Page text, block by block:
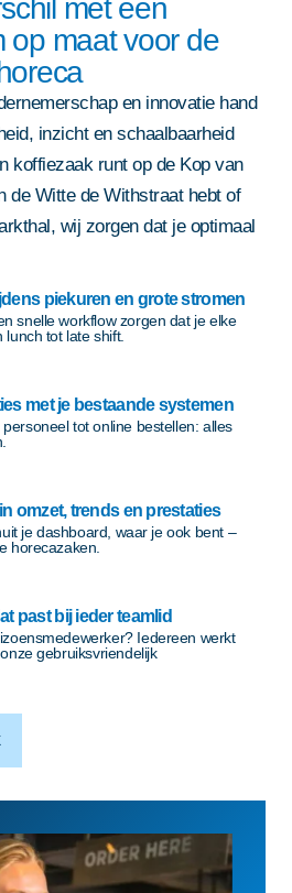
met een
op maat voor de
en innovatie hand
inzicht en schaalbaarheid
koffiezaak runt op de Kop van
de Witte de Withstraat hebt of
wij zorgen dat je optimaal
piekuren en grote stromen
snelle workflow zorgen dat je elke
tot late shift.
met je bestaande systemen
tot online bestellen: alles
omzet, trends en prestaties
je dashboard, waar je ook bent –
horecazaken.
past bij ieder teamlid
Iedereen werkt
gebruiksvriendelijk